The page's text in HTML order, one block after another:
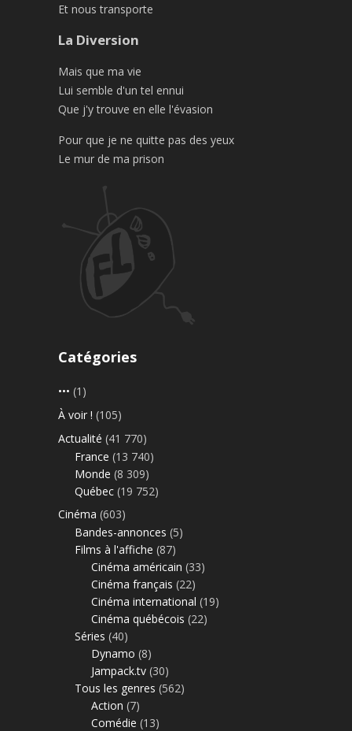
Et nous transporte
La Diversion
Mais que ma vie
Lui semble d'un tel ennui
Que j'y trouve en elle l'évasion
Pour que je ne quitte pas des yeux
Le mur de ma prison
Catégories
••• (1)
À voir ! (105)
Actualité (41 770)
France (13 740)
Monde (8 309)
Québec (19 752)
Cinéma (603)
Bandes-annonces (5)
Films à l'affiche (87)
Cinéma américain (33)
Cinéma français (22)
Cinéma international (19)
Cinéma québécois (22)
Séries (40)
Dynamo (8)
Jampack.tv (30)
Tous les genres (562)
Action (7)
Comédie (13)